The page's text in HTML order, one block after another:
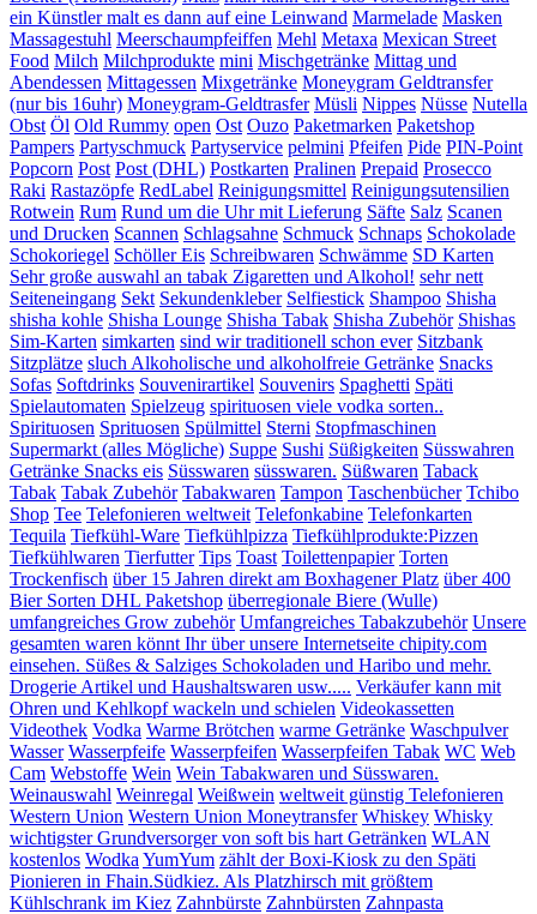
ein Künstler malt es dann auf eine Leinwand Marmelade Masken
Massagestuhl Meerschaumpfeiffen Mehl Metaxa Mexican Street
Food Milch Milchprodukte mini Mischgetränke Mittag und
Abendessen Mittagessen Mixgetränke Moneygram Geldtransfer
(nur bis 16uhr) Moneygram-Geldtrasfer Müsli Nippes Nüsse Nutella
Obst Öl Old Rummy open Ost Ouzo Paketmarken Paketshop
Pampers Partyschmuck Partyservice pelmini Pfeifen Pide PIN-Point
Popcorn Post Post (DHL) Postkarten Pralinen Prepaid Prosecco
Raki Rastazöpfe RedLabel Reinigungsmittel Reinigungsutensilien
Rotwein Rum Rund um die Uhr mit Lieferung Säfte Salz Scanen
und Drucken Scannen Schlagsahne Schmuck Schnaps Schokolade
Schokoriegel Schöller Eis Schreibwaren Schwämme SD Karten
Sehr große auswahl an tabak Zigaretten und Alkohol! sehr nett
Seiteneingang Sekt Sekundenkleber Selfiestick Shampoo Shisha
shisha kohle Shisha Lounge Shisha Tabak Shisha Zubehör Shishas
Sim-Karten simkarten sind wir traditionell schon ever Sitzbank
Sitzplätze sluch Alkoholische und alkoholfreie Getränke Snacks
Sofas Softdrinks Souvenirartikel Souvenirs Spaghetti Späti
Spielautomaten Spielzeug spirituosen viele vodka sorten..
Spirituosen Sprituosen Spülmittel Sterni Stopfmaschinen
Supermarkt (alles Mögliche) Suppe Sushi Süßigkeiten Süsswahren
Getränke Snacks eis Süsswaren süsswaren. Süßwaren Taback
Tabak Tabak Zubehör Tabakwaren Tampon Taschenbücher Tchibo
Shop Tee Telefonieren weltweit Telefonkabine Telefonkarten
Tequila Tiefkühl-Ware Tiefkühlpizza Tiefkühlprodukte:Pizzen
Tiefkühlwaren Tierfutter Tips Toast Toilettenpapier Torten
Trockenfisch über 15 Jahren direkt am Boxhagener Platz über 400
Bier Sorten DHL Paketshop überregionale Biere (Wulle)
umfangreiches Grow zubehör Umfangreiches Tabakzubehör Unsere
gesamten waren könnt Ihr über unsere Internetseite chipity.com
einsehen. Süßes & Salziges Schokoladen und Haribo und mehr.
Drogerie Artikel und Haushaltswaren usw..... Verkäufer kann mit
Ohren und Kehlkopf wackeln und schielen Videokassetten
Videothek Vodka Warme Brötchen warme Getränke Waschpulver
Wasser Wasserpfeife Wasserpfeifen Wasserpfeifen Tabak WC Web
Cam Webstoffe Wein Wein Tabakwaren und Süsswaren.
Weinauswahl Weinregal Weißwein weltweit günstig Telefonieren
Western Union Western Union Moneytransfer Whiskey Whisky
wichtigster Grundversorger von soft bis hart Getränken WLAN
kostenlos Wodka YumYum zählt der Boxi-Kiosk zu den Späti
Pionieren in Fhain.Südkiez. Als Platzhirsch mit größtem
Kühlschrank im Kiez Zahnbürste Zahnbürsten Zahnpasta